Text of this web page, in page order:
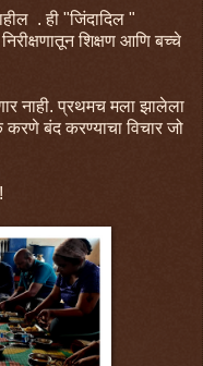
. ही "जिंदादिल "
शिक्षण आणि बच्चे
नाही. प्रथमच मला झालेला
बंद करण्याचा विचार जो